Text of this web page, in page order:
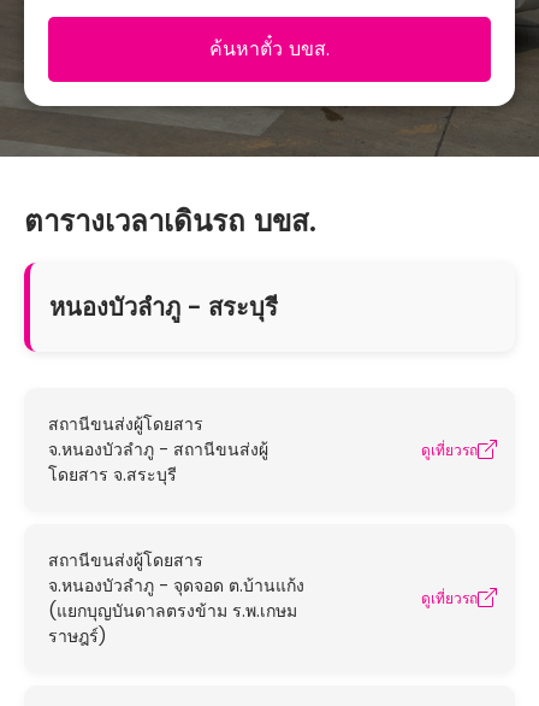
ค้นหาตั๋ว บขส.
ตารางเวลาเดินรถ บขส.
หนองบัวลำภู - สระบุรี
สถานีขนส่งผู้โดยสาร
จ.หนองบัวลำภู - สถานีขนส่งผู้
โดยสาร จ.สระบุรี
ดูเที่ยวรถ
สถานีขนส่งผู้โดยสาร
จ.หนองบัวลำภู - จุดจอด ต.บ้านแก้ง
(แยกบุญบันดาลตรงข้าม ร.พ.เกษม
ราษฎร์)
ดูเที่ยวรถ